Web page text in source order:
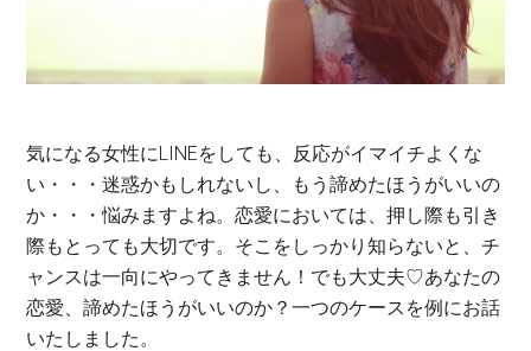
気になる女性にLINEをしても、反応がイマイチよくな
い・・・迷惑かもしれないし、もう諦めたほうがいいの
か・・・悩みますよね。恋愛においては、押し際も引き
際もとっても大切です。そこをしっかり知らないと、チ
ャンスは一向にやってきません！でも大丈夫♡あなたの
恋愛、諦めたほうがいいのか？一つのケースを例にお話
いたしました。